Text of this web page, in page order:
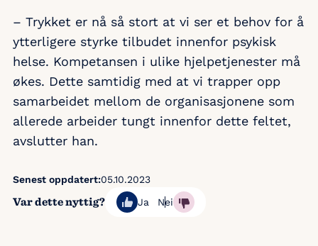
– Trykket er nå så stort at vi ser et behov for å
ytterligere styrke tilbudet innenfor psykisk
helse. Kompetansen i ulike hjelpetjenester må
økes. Dette samtidig med at vi trapper opp
samarbeidet mellom de organisasjonene som
allerede arbeider tungt innenfor dette feltet,
avslutter han.
Var dette nyttig? Ja Nei
Senest oppdatert:05.10.2023